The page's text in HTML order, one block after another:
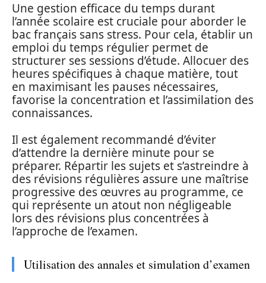
Une gestion efficace du temps durant
l’année scolaire est cruciale pour aborder le
bac français sans stress. Pour cela, établir un
emploi du temps régulier permet de
structurer ses sessions d’étude. Allocuer des
heures spécifiques à chaque matière, tout
en maximisant les pauses nécessaires,
favorise la concentration et l’assimilation des
connaissances.
Il est également recommandé d’éviter
d’attendre la dernière minute pour se
préparer. Répartir les sujets et s’astreindre à
des révisions régulières assure une maîtrise
progressive des œuvres au programme, ce
qui représente un atout non négligeable
lors des révisions plus concentrées à
l’approche de l’examen.
Utilisation des annales et simulation d’examen